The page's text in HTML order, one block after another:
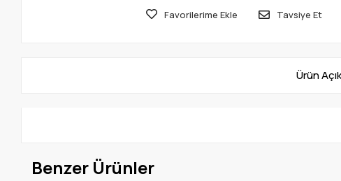
Favorilerime Ekle Tavsiye Et
Ürün
Benzer Ürünler